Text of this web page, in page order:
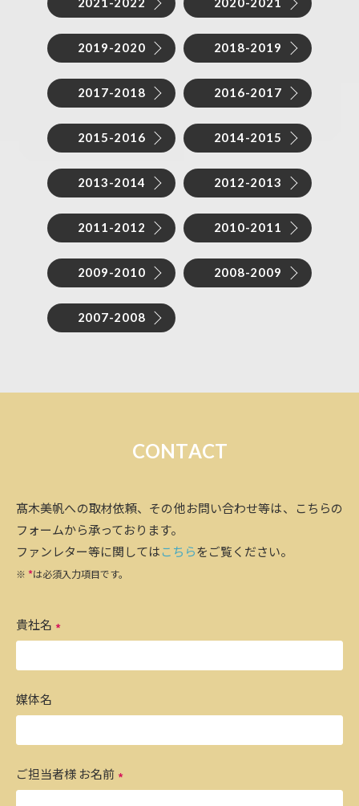
2019-2020 2018-2019
2017-2018 2016-2017
2015-2016 2014-2015
2013-2014 2012-2013
2011-2012 2010-2011
2009-2010 2008-2009
2007-2008
CONTACT
髙木美帆への取材依頼、その他お問い合わせ等は、こちらの
フォームから承っております。
ファンレター等に関してはこちらをご覧ください。
※ *は必須入力項目です。
貴社名
媒体名
ご担当者様 お名前